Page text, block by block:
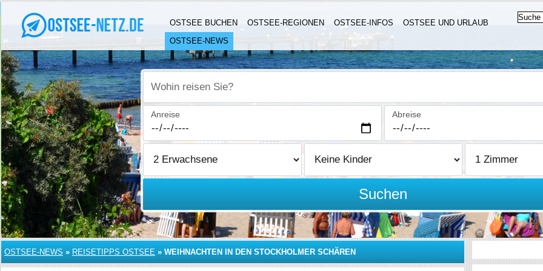
OSTSEE BUCHEN OSTSEE-REGIONEN OSTSEE-INFOS
OSTSEE UND URLAUB
OSTSEE-NEWS
Wohin reisen Sie?
Anreise Abreise
Suchen
OSTSEE-NEWS » REISETIPPS OSTSEE » WEIHNACHTEN IN DEN STOCKHOLMER SCHÄREN